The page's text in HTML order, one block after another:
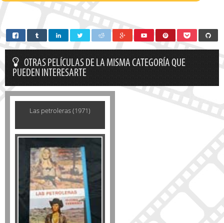
OTRAS PELÍCULAS DE LA MISMA CATEGORÍA QUE
PUEDEN INTERESARTE
Las petroleras (1971)